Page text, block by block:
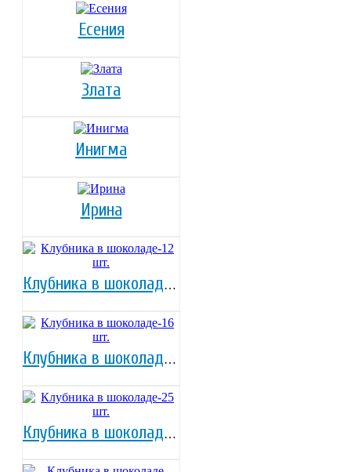
Есения
Злата
Инигма
Ирина
Клубника в шоколаде-12 шт.
Клубника в шоколаде-16 шт.
Клубника в шоколаде-25 шт.